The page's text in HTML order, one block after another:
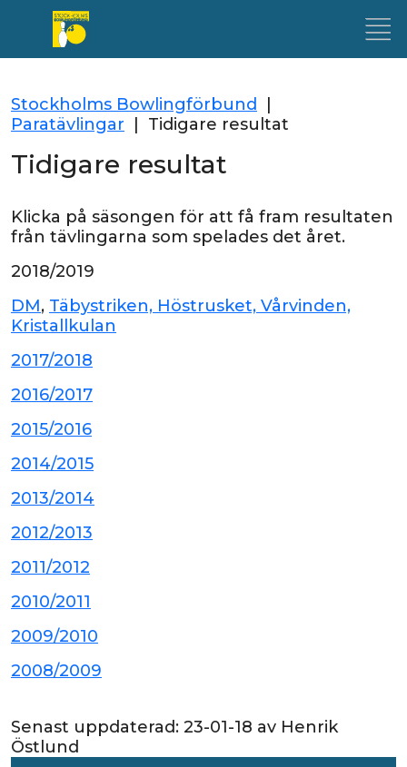
Stockholms Bowlingförbund
Paratävlingar
Tidigare resultat
Tidigare resultat
Klicka på säsongen för att få fram resultaten
från tävlingarna som spelades det året.
2018/2019
DM, Täbystriken, Höstrusket, Vårvinden,
Kristallkulan
2017/2018
2016/2017
2015/2016
2014/2015
2013/2014
2012/2013
2011/2012
2010/2011
2009/2010
2008/2009
Senast uppdaterad: 23-01-18 av Henrik
Östlund